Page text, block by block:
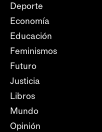
Deporte
Economía
Educación
Feminismos
Futuro
Justicia
Libros
Mundo
Opinión